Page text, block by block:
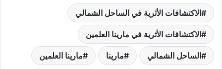
الاكتشافات الأثرية في الساحل الشمالي
الاكتشافات الأثرية في مارينا العلمين
الساحل الشمالي مارينا مارينا العلمين